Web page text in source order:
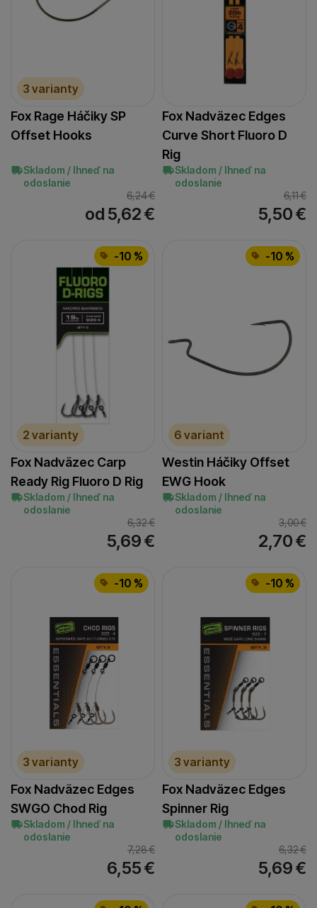
3 varianty
Fox Rage Háčiky SP
Offset Hooks
Skladom / Ihneď na
odoslanie
6,24€
od 5,62€
Fox Nadväzec Edges
Curve Short Fluoro D
Rig
Skladom / Ihneď na
odoslanie
6,11€
5,50€
-10 %
2 varianty
Fox Nadväzec Carp
Ready Rig Fluoro D Rig
Skladom / Ihneď na
odoslanie
6,32€
5,69€
-10 %
6 variant
Westin Háčiky Offset
EWG Hook
Skladom / Ihneď na
odoslanie
3,00€
2,70€
-10 %
3 varianty
Fox Nadväzec Edges
SWGO Chod Rig
Skladom / Ihneď na
odoslanie
7,28€
6,55€
-10 %
3 varianty
Fox Nadväzec Edges
Spinner Rig
Skladom / Ihneď na
odoslanie
6,32€
5,69€